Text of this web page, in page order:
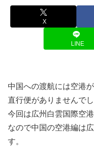
X
LINE
中国への渡航には空港
直行便がありませんでし
今回は広州白雲国際空
なので中国の空港編は
す。